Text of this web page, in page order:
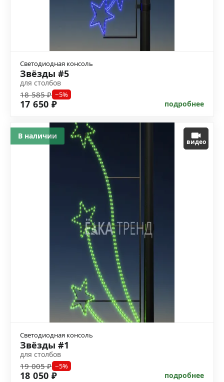
Светодиодная консоль
Звёзды #5
для столбов
18 585 ₽ −5%
17 650 ₽ подробнее
видео
Светодиодная консоль
Звёзды #1
для столбов
19 005 ₽ −5%
18 050 ₽ подробнее
В наличии